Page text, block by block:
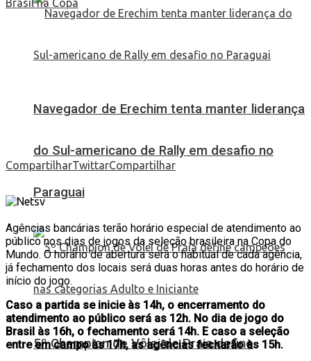
Navegador de Erechim tenta manter liderança
do Sul-americano de Rally em desafio no
Paraguai
5º Champion de Vôlei de Praia define
CompartilharTwittarCompartilhar
Agências bancárias terão horário especial de atendimento ao
público nos dias de jogos da seleção brasileira na Copa do
Mundo. O horário de abertura será o habitual de cada agência,
já fechamento dos locais será duas horas antes do horário de
início do jogo.
Caso a partida se inicie às 14h, o encerramento do
atendimento ao público será as 12h. No dia de jogo do
Brasil às 16h, o fechamento será 14h. E caso a seleção
entre em campo às 17h, as agências fecharão às 15h.